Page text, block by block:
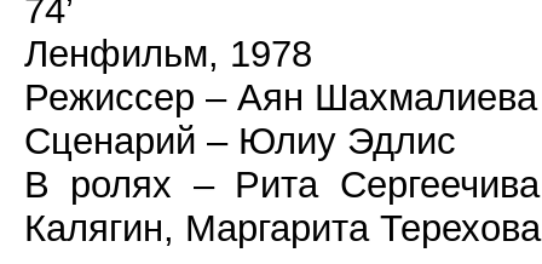
74’
Ленфильм, 1978
Режиссер – Аян Шахмалиева
Сценарий – Юлиу Эдлис
В ролях – Рита
Калягин, Маргарита Терехова